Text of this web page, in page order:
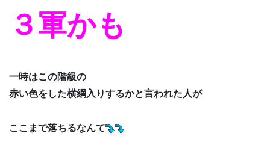
３軍かも
一時はこの階級の
赤い色をした横綱入りするかと言われた人が
ここまで落ちるなんて